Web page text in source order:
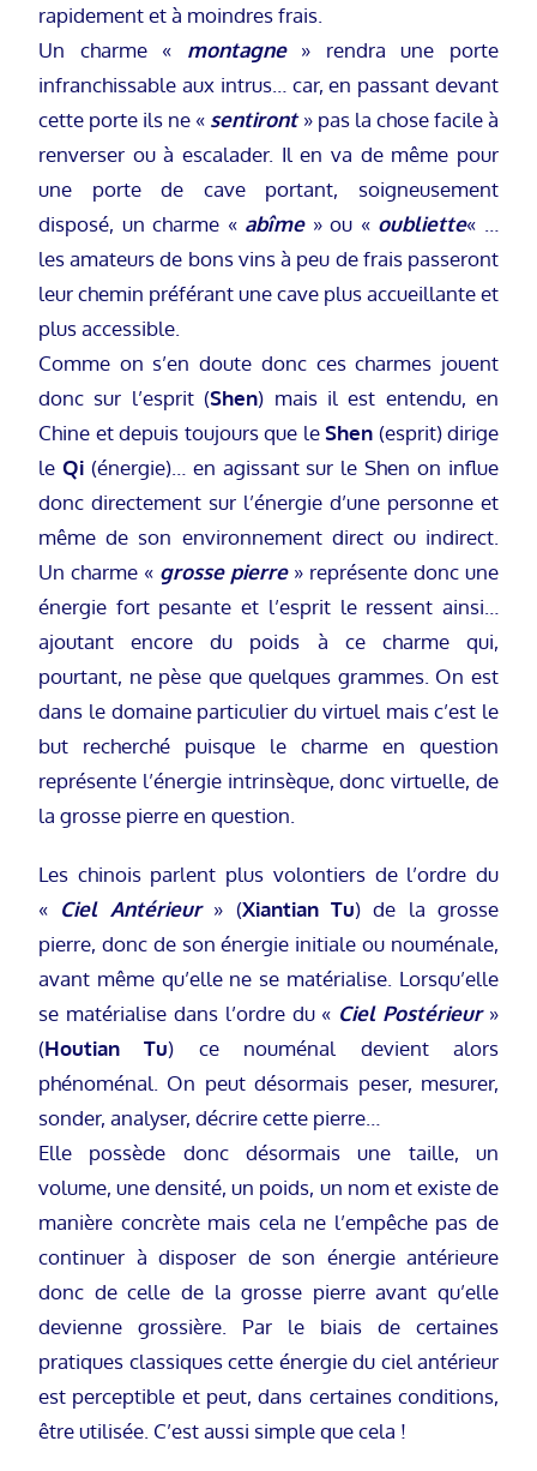
rapidement et à moindres frais.
Un charme « montagne» rendra une porte
infranchissable aux intrus… car, en passant devant
cette porte ils ne « sentiront» pas la chose facile à
renverser ou à escalader. Il en va de même pour
une porte de cave portant, soigneusement
disposé, un charme « abîme» ou « oubliette« …
les amateurs de bons vins à peu de frais passeront
leur chemin préférant une cave plus accueillante et
plus accessible.
Comme on s’en doute donc ces charmes jouent
donc sur l’esprit (Shen) mais il est entendu, en
Chine et depuis toujours que leShen (esprit) dirige
le Qi(énergie)… en agissant sur le Shen on influe
donc directement sur l’énergie d’une personne et
même de son environnement direct ou indirect.
Un charme « grosse pierre» représente donc une
énergie fort pesante et l’esprit le ressent ainsi…
ajoutant encore du poids à ce charme qui,
pourtant, ne pèse que quelques grammes. On est
dans le domaine particulier du virtuel mais c’est le
but recherché puisque le charme en question
représente l’énergie intrinsèque, donc virtuelle, de
la grosse pierre en question.
Les chinois parlent plus volontiers de l’ordre du
« Ciel Antérieur» (Xiantian Tu) de la grosse
pierre, donc de son énergie initiale ou nouménale,
avant même qu’elle ne se matérialise. Lorsqu’elle
se matérialise dans l’ordre du « Ciel Postérieur»
(Houtian Tu) ce nouménal devient alors
phénoménal. On peut désormais peser, mesurer,
sonder, analyser, décrire cette pierre…
Elle possède donc désormais une taille, un
volume, une densité, un poids, un nom et existe de
manière concrète mais cela ne l’empêche pas de
continuer à disposer de son énergie antérieure
donc de celle de la grosse pierre avant qu’elle
devienne grossière. Par le biais de certaines
pratiques classiques cette énergie du ciel antérieur
est perceptible et peut, dans certaines conditions,
être utilisée. C’est aussi simple que cela !